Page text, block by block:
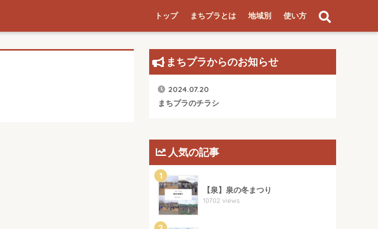
トップ まちプラとは 地域別 使い方
まちプラからのお知らせ
2024.07.20
まちプラのチラシ
人気の記事
1
【泉】泉の冬まつり
10702 views